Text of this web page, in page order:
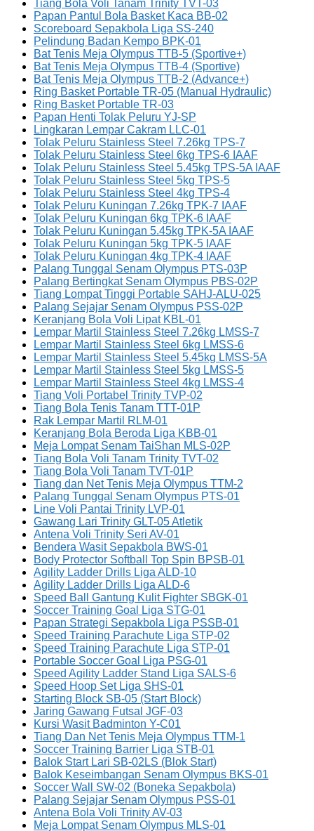
Tiang Bola Voli Tanam Trinity TVT-03
Papan Pantul Bola Basket Kaca BB-02
Scoreboard Sepakbola Liga SS-240
Pelindung Badan Kempo BPK-01
Bat Tenis Meja Olympus TTB-5 (Sportive+)
Bat Tenis Meja Olympus TTB-4 (Sportive)
Bat Tenis Meja Olympus TTB-2 (Advance+)
Ring Basket Portable TR-05 (Manual Hydraulic)
Ring Basket Portable TR-03
Papan Henti Tolak Peluru YJ-SP
Lingkaran Lempar Cakram LLC-01
Tolak Peluru Stainless Steel 7.26kg TPS-7
Tolak Peluru Stainless Steel 6kg TPS-6 IAAF
Tolak Peluru Stainless Steel 5.45kg TPS-5A IAAF
Tolak Peluru Stainless Steel 5kg TPS-5
Tolak Peluru Stainless Steel 4kg TPS-4
Tolak Peluru Kuningan 7.26kg TPK-7 IAAF
Tolak Peluru Kuningan 6kg TPK-6 IAAF
Tolak Peluru Kuningan 5.45kg TPK-5A IAAF
Tolak Peluru Kuningan 5kg TPK-5 IAAF
Tolak Peluru Kuningan 4kg TPK-4 IAAF
Palang Tunggal Senam Olympus PTS-03P
Palang Bertingkat Senam Olympus PBS-02P
Tiang Lompat Tinggi Portable SAHJ-ALU-025
Palang Sejajar Senam Olympus PSS-02P
Keranjang Bola Voli Lipat KBL-01
Lempar Martil Stainless Steel 7.26kg LMSS-7
Lempar Martil Stainless Steel 6kg LMSS-6
Lempar Martil Stainless Steel 5.45kg LMSS-5A
Lempar Martil Stainless Steel 5kg LMSS-5
Lempar Martil Stainless Steel 4kg LMSS-4
Tiang Voli Portabel Trinity TVP-02
Tiang Bola Tenis Tanam TTT-01P
Rak Lempar Martil RLM-01
Keranjang Bola Beroda Liga KBB-01
Meja Lompat Senam TaiShan MLS-02P
Tiang Bola Voli Tanam Trinity TVT-02
Tiang Bola Voli Tanam TVT-01P
Tiang dan Net Tenis Meja Olympus TTM-2
Palang Tunggal Senam Olympus PTS-01
Line Voli Pantai Trinity LVP-01
Gawang Lari Trinity GLT-05 Atletik
Antena Voli Trinity Seri AV-01
Bendera Wasit Sepakbola BWS-01
Body Protector Softball Top Spin BPSB-01
Agility Ladder Drills Liga ALD-10
Agility Ladder Drills Liga ALD-6
Speed Ball Gantung Kulit Fighter SBGK-01
Soccer Training Goal Liga STG-01
Papan Strategi Sepakbola Liga PSSB-01
Speed Training Parachute Liga STP-02
Speed Training Parachute Liga STP-01
Portable Soccer Goal Liga PSG-01
Speed Agility Ladder Stand Liga SALS-6
Speed Hoop Set Liga SHS-01
Starting Block SB-05 (Start Block)
Jaring Gawang Futsal JGF-03
Kursi Wasit Badminton Y-C01
Tiang Dan Net Tenis Meja Olympus TTM-1
Soccer Training Barrier Liga STB-01
Balok Start Lari SB-02LS (Blok Start)
Balok Keseimbangan Senam Olympus BKS-01
Soccer Wall SW-02 (Boneka Sepakbola)
Palang Sejajar Senam Olympus PSS-01
Antena Bola Voli Trinity AV-03
Meja Lompat Senam Olympus MLS-01